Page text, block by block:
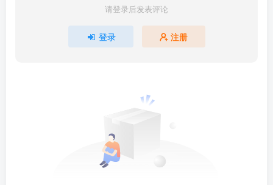
请登录后发表评论
登录 注册